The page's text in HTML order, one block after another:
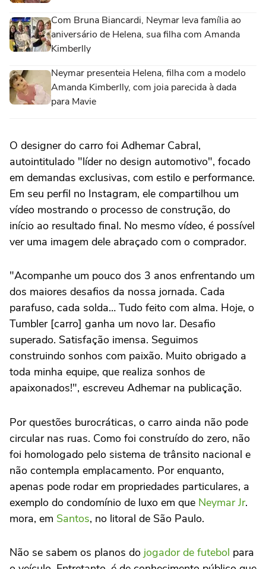
Com Bruna Biancardi, Neymar leva família ao
aniversário de Helena, sua filha com Amanda
Kimberlly
Neymar presenteia Helena, filha com a modelo
Amanda Kimberlly, com joia parecida à dada
para Mavie
O designer do carro foi Adhemar Cabral,
autointitulado "líder no design automotivo", focado
em demandas exclusivas, com estilo e performance.
Em seu perfil no Instagram, ele compartilhou um
vídeo mostrando o processo de construção, do
início ao resultado final. No mesmo vídeo, é possível
ver uma imagem dele abraçado com o comprador.
"Acompanhe um pouco dos 3 anos enfrentando um
dos maiores desafios da nossa jornada. Cada
parafuso, cada solda… Tudo feito com alma. Hoje, o
Tumbler [carro] ganha um novo lar. Desafio
superado. Satisfação imensa. Seguimos
construindo sonhos com paixão. Muito obrigado a
toda minha equipe, que realiza sonhos de
apaixonados!", escreveu Adhemar na publicação.
Por questões burocráticas, o carro ainda não pode
circular nas ruas. Como foi construído do zero, não
foi homologado pelo sistema de trânsito nacional e
não contempla emplacamento. Por enquanto,
apenas pode rodar em propriedades particulares, a
exemplo do condomínio de luxo em que Neymar Jr.
mora, em Santos, no litoral de São Paulo.
Não se sabem os planos do jogador de futebol para